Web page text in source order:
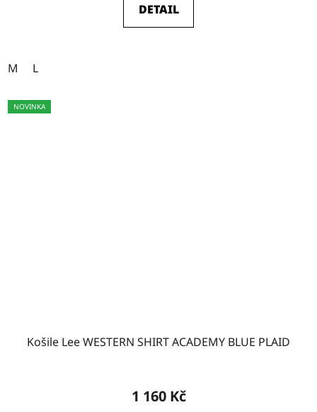
DETAIL
M L
NOVINKA
Košile Lee WESTERN SHIRT ACADEMY BLUE PLAID
1 160 Kč